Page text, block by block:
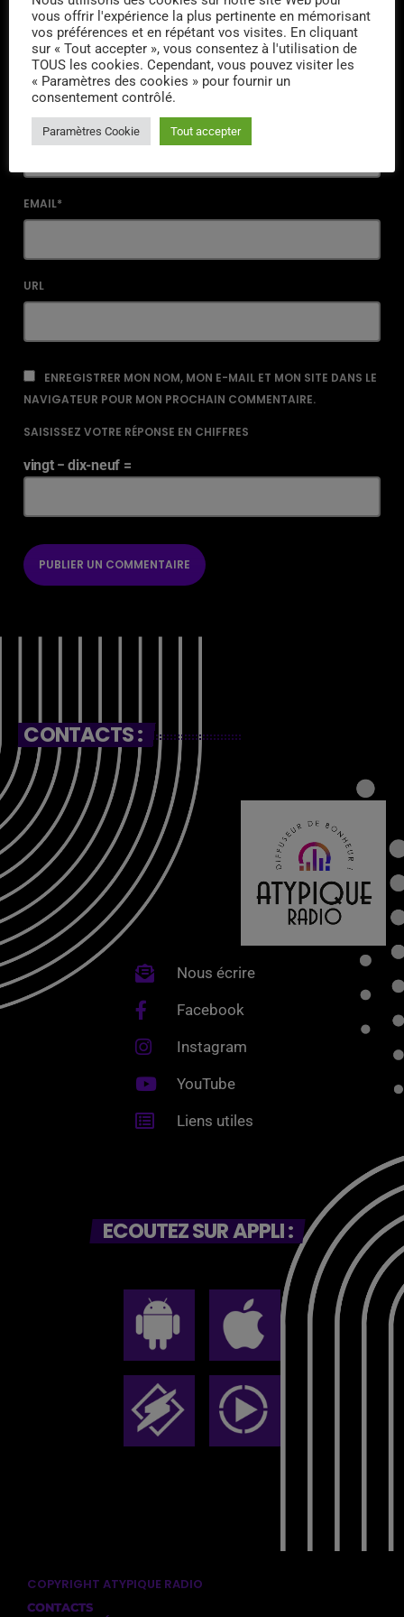
COMMENTAIRE*
NOM*
EMAIL*
URL
ENREGISTRER MON NOM, MON E-MAIL ET MON SITE DANS LE
NAVIGATEUR POUR MON PROCHAIN COMMENTAIRE.
SAISISSEZ VOTRE RÉPONSE EN CHIFFRES
vingt − dix-neuf =
CONTACTS :
Nous écrire
Facebook
Instagram
YouTube
Liens utiles
ECOUTEZ SUR APPLI :
COPYRIGHT ATYPIQUE RADIO
CONTACTS
vous offrir l'expérience la plus pertinente en mémorisant
vos préférences et en répétant vos visites. En cliquant
sur « Tout accepter », vous consentez à l'utilisation de
TOUS les cookies. Cependant, vous pouvez visiter les
« Paramètres des cookies » pour fournir un
consentement contrôlé.
Paramètres Cookie Tout accepter